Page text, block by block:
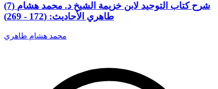
(7) شرح كتاب التوحيد لابن خزيمة الشيخ د. محمد هشام
طاهري الأحاديث: (172 - 269)
محمد هشام طاهري